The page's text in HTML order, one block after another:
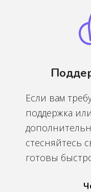
Если вам
поддержка
стесняйтесь
готовы